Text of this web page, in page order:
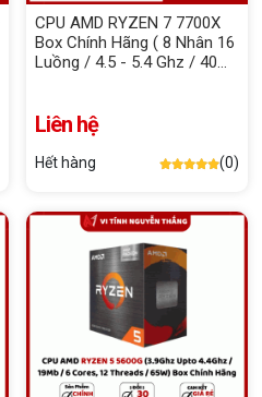
CPU AMD RYZEN 7 7700X
Box Chính Hãng ( 8 Nhân 16
Luồng / 4.5 - 5.4 Ghz / 40Mb
Liên hệ
Hết hàng (0)